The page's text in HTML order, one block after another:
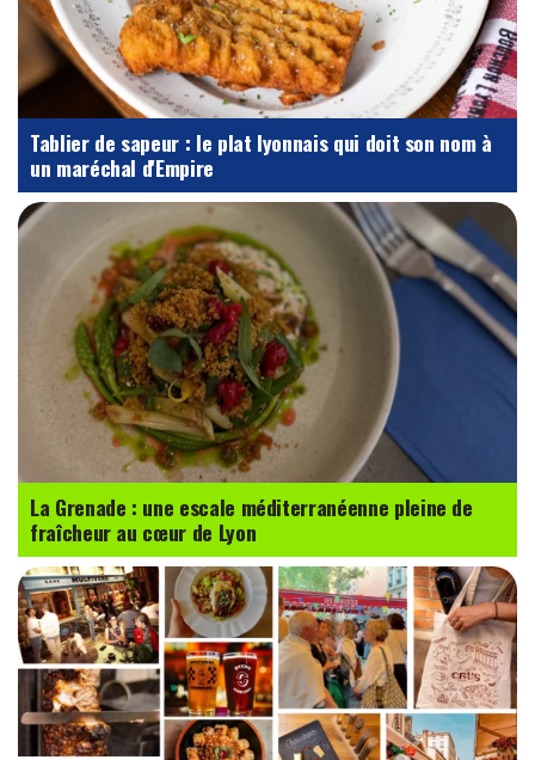
Tablier de sapeur : le plat lyonnais qui doit son nom à
un maréchal d'Empire
La Grenade : une escale méditerranéenne pleine de
fraîcheur au cœur de Lyon